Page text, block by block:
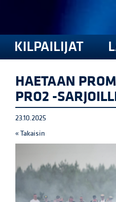
KILPAILIJAT
HAETAAN
PRO2 -
23.10.2025
« Takaisin